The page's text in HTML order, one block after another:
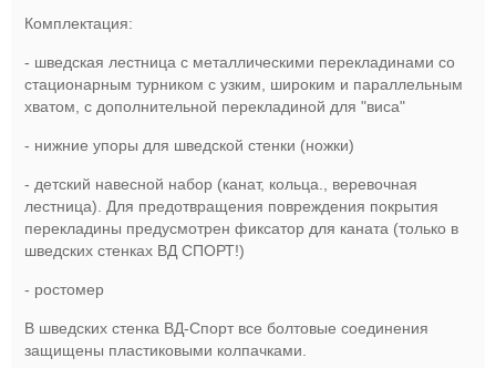
Комплектация:
- шведская лестница с металлическими перекладинами cо
стационарным турником с узким, широким и параллельным
хватом, с дополнительной перекладиной для "виса"
- нижние упоры для шведской стенки (ножки)
- детский навесной набор (канат, кольца., веревочная
лестница). Для предотвращения повреждения покрытия
перекладины предусмотрен фиксатор для каната (только в
шведских стенках ВД СПОРТ!)
- ростомер
В шведских стенка ВД-Спорт все болтовые соединения
защищены пластиковыми колпачками.